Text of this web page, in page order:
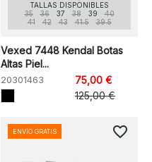
TALLAS DISPONIBLES
35
36 37 38 39
40
41
42 43 41.5 39.5
Vexed 7448 Kendal Botas
Altas Piel...
20301463
75,00 €
125,00 €
ENVÍO GRATIS favorite_border